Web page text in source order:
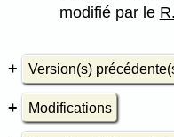
modifié par le
Version(s)
Modifications